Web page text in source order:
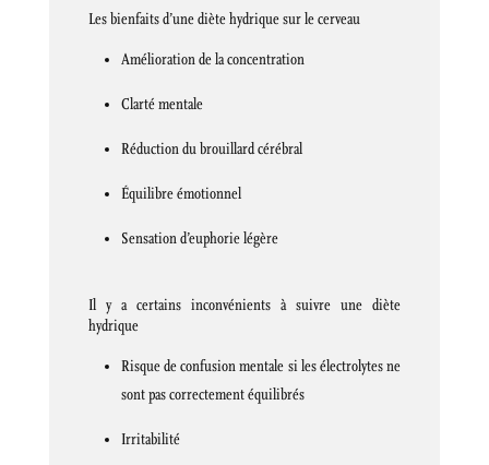
Les bienfaits d’une diète hydrique sur le cerveau
Amélioration de la concentration
Clarté mentale
Réduction du brouillard cérébral
Équilibre émotionnel
Sensation d’euphorie légère
Il y a certains inconvénients à suivre une diète
hydrique
Risque de confusion mentale si les électrolytes ne
sont pas correctement équilibrés
Irritabilité